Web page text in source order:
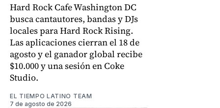
Hard Rock Cafe Washington DC
busca cantautores, bandas y DJs
locales para Hard Rock Rising.
Las aplicaciones cierran el 18 de
agosto y el ganador global recibe
$10.000 y una sesión en Coke
Studio.
EL TIEMPO LATINO TEAM
7 de agosto de 2026